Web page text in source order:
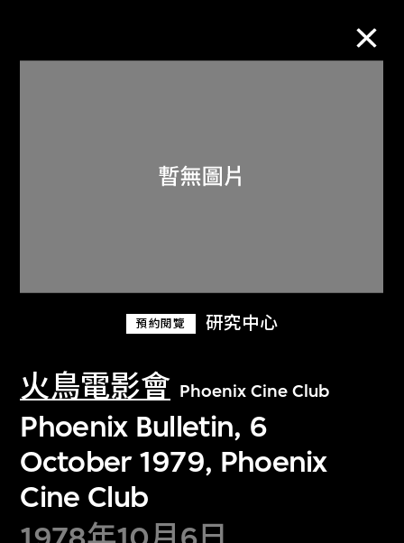
預約閱覽 研究中心
火鳥電影會 Phoenix Cine Club
Phoenix Bulletin, 6
October 1979, Phoenix
Cine Club
關於M+藏品
探索世界頂級的二十及二十一世紀視覺
文化藏品。